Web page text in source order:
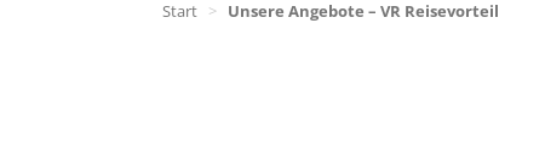
Start > Unsere Angebote – VR Reisevorteil